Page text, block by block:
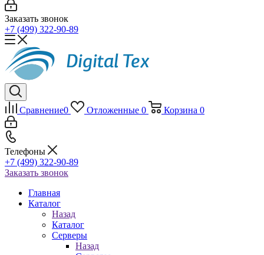
Заказать звонок
+7 (499) 322-90-89
Сравнение0 Отложенные 0 Корзина 0
Телефоны
+7 (499) 322-90-89
Заказать звонок
Главная
Каталог
Назад
Каталог
Серверы
Назад